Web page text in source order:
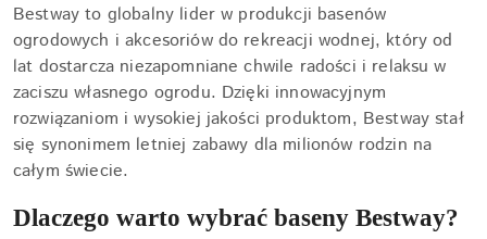
Bestway to globalny lider w produkcji basenów
ogrodowych i akcesoriów do rekreacji wodnej, który od
lat dostarcza niezapomniane chwile radości i relaksu w
zaciszu własnego ogrodu. Dzięki innowacyjnym
rozwiązaniom i wysokiej jakości produktom, Bestway stał
się synonimem letniej zabawy dla milionów rodzin na
całym świecie.
Dlaczego warto wybrać baseny Bestway?